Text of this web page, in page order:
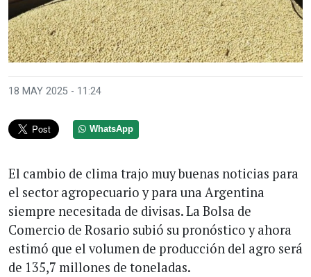
18 MAY 2025 - 11:24
WhatsApp
El cambio de clima trajo muy buenas noticias para
el sector agropecuario y para una Argentina
siempre necesitada de divisas. La Bolsa de
Comercio de Rosario subió su pronóstico y ahora
estimó que el volumen de producción del agro será
de 135,7 millones de toneladas.